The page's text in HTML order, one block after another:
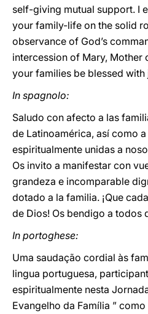
self-giving mutual support. I
your family-life on the solid
observance of God’s
intercession of Mary, Mother
your families be blessed with
In spagnolo:
Saludo con afecto a las
de Latinoamérica, así como
espiritualmente unidas a
Os invito a manifestar con
grandeza e incomparable
dotado a la familia. ¡Que
de Dios! Os bendigo a todos
In portoghese:
Uma saudação cordial às
lingua portuguesa,
espiritualmente nesta
Evangelho da Família ”